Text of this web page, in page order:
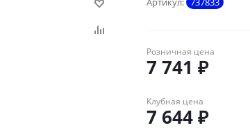
Розничная цена
7 741 ₽
Клубная цена
7 644₽